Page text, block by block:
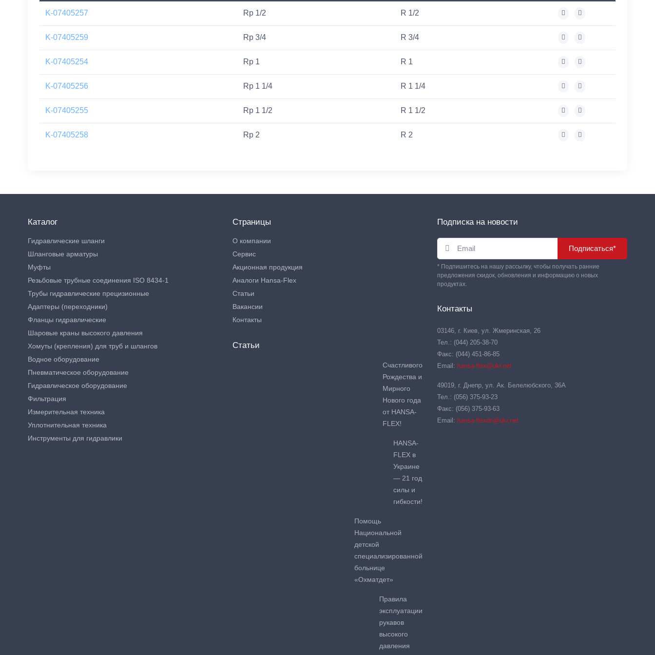
K-07405257 Rp 1/2 R 1/2
K-07405259 Rp 3/4 R 3/4
K-07405254 Rp 1 R 1
K-07405256 Rp 1 1/4 R 1 1/4
K-07405255 Rp 1 1/2 R 1 1/2
K-07405258 Rp 2 R 2
Каталог
Гидравлические шланги
Шланговые арматуры
Муфты
Резьбовые трубные соединения ISO 8434-1
Трубы гидравлические прецизионные
Адаптеры (переходники)
Фланцы гидравлические
Шаровые краны высокого давления
Хомуты (крепления) для труб и шлангов
Водное оборудование
Пневматическое оборудование
Гидравлическое оборудование
Фильтрация
Измерительная техника
Уплотнительная техника
Инструменты для гидравлики
Страницы
О компании
Сервис
Акционная продукция
Аналоги Hansa-Flex
Статьи
Вакансии
Контакты
Статьи
Счастливого
Рождества и
Мирного
Нового года
от HANSA-
FLEX!
HANSA-
FLEX в
Украине
— 21 год
силы и
гибкости!
Помощь
Национальной
детской
специализированной
больнице
«Охматдет»
Правила
эксплуатации
рукавов
высокого
давления
Подписка на новости
Подписаться*
* Подпишитесь на нашу рассылку, чтобы получать ранние
предложения скидок, обновления и информацию о новых
продуктах.
Контакты
03146, г. Киев, ул. Жмеринская, 26
Тел.: (044) 205-38-70
Факс: (044) 451-86-85
Email: hansa-flex@ukr.net
49019, г. Днепр, ул. Ак. Белелюбского, 36А
Тел.: (056) 375-93-23
Факс: (056) 375-93-63
Email: hansa-flexdn@ukr.net